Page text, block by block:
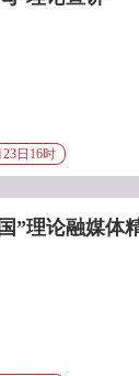
23日16时
”理论融媒体